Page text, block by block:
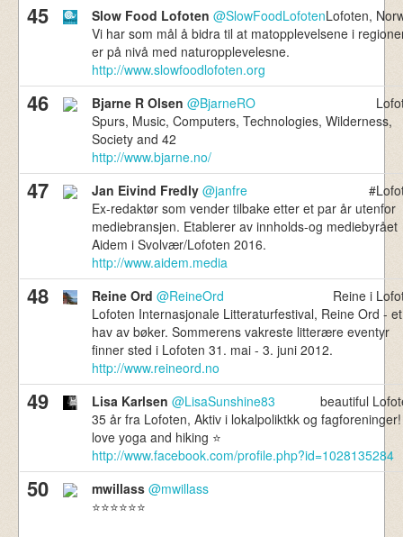
45 Slow Food Lofoten @SlowFoodLofotenLofoten,
Vi har som mål å bidra til at matopplevelsene i
er på nivå med naturopplevelesne.
http://www.slowfoodlofoten.org
46 Bjarne R Olsen @BjarneRO
Spurs, Music, Computers, Technologies, Wilderness,
Society and 42
http://www.bjarne.no/
47 Jan Eivind Fredly @janfre
Ex-redaktør som vender tilbake etter et par år utenfor
mediebransjen. Etablerer av innholds-og mediebyrået
Aidem i Svolvær/Lofoten 2016.
http://www.aidem.media
48 Reine Ord @ReineOrd
Reine i
Lofoten Internasjonale Litteraturfestival, Reine Ord - et
hav av bøker. Sommerens vakreste litterære eventyr
finner sted i Lofoten 31. mai - 3. juni 2012.
http://www.reineord.no
49 Lisa Karlsen @LisaSunshine83
beautiful
35 år fra Lofoten, Aktiv i lokalpoliktkk og
love yoga and hiking ⭐️
http://www.facebook.com/profile.php?id=1028135284
50 mwillass @mwillass
⭐️⭐️⭐️⭐️⭐️⭐️